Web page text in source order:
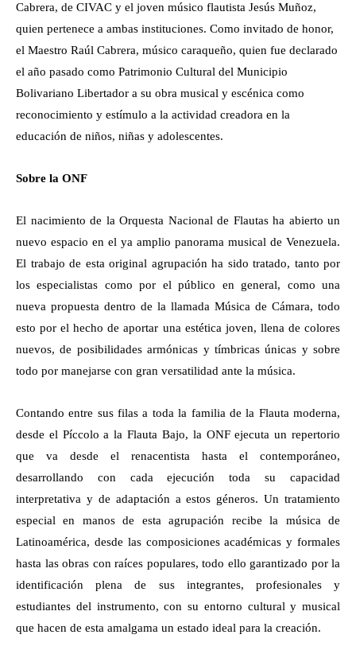
Cabrera, de CIVAC y el joven músico flautista Jesús Muñoz,
quien pertenece a ambas instituciones. Como invitado de honor,
el Maestro Raúl Cabrera, músico caraqueño, quien fue declarado
el año pasado como Patrimonio Cultural del Municipio
Bolivariano Libertador a su obra musical y escénica como
reconocimiento y estímulo a la actividad creadora en la
educación de niños, niñas y adolescentes.
Sobre la ONF
El nacimiento de la Orquesta Nacional de Flautas ha abierto un
nuevo espacio en el ya amplio panorama musical de Venezuela.
El trabajo de esta original agrupación ha sido tratado, tanto por
los especialistas como por el público en general, como una
nueva propuesta dentro de la llamada Música de Cámara, todo
esto por el hecho de aportar una estética joven, llena de colores
nuevos, de posibilidades armónicas y tímbricas únicas y sobre
todo por manejarse con gran versatilidad ante la música.
Contando entre sus filas a toda la familia de la Flauta moderna,
desde el Píccolo a la Flauta Bajo, la ONF ejecuta un repertorio
que va desde el renacentista hasta el contemporáneo,
desarrollando con cada ejecución toda su capacidad
interpretativa y de adaptación a estos géneros. Un tratamiento
especial en manos de esta agrupación recibe la música de
Latinoamérica, desde las composiciones académicas y formales
hasta las obras con raíces populares, todo ello garantizado por la
identificación plena de sus integrantes, profesionales y
estudiantes del instrumento, con su entorno cultural y musical
que hacen de esta amalgama un estado ideal para la creación.